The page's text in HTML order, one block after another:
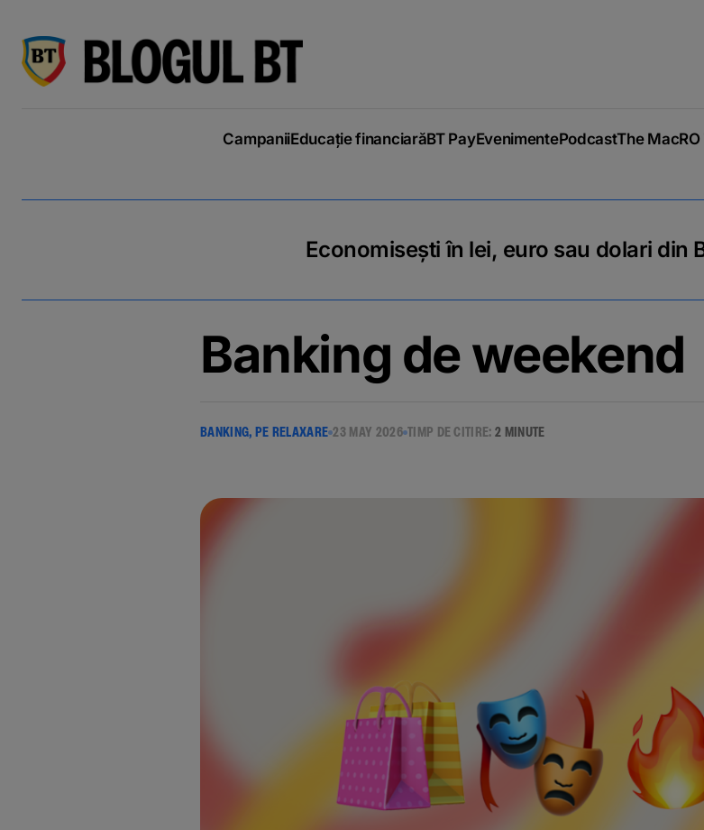
CampaniiEducație financiarăBT PayEvenimentePodcastThe MacRO
Economisești în lei, euro sau dolari din
Banking de weekend
BANKING, PE RELAXARE 23 MAY 2026 TIMP DE CITIRE:2 MINUTE